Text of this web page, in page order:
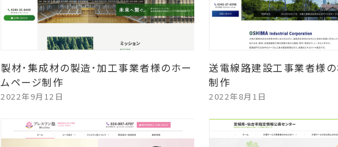
製材･集成材の製造･加工事業者様のホー
ムページ制作
2022年9月12日
送電線路建設工事業者様
制作
2022年8月1日